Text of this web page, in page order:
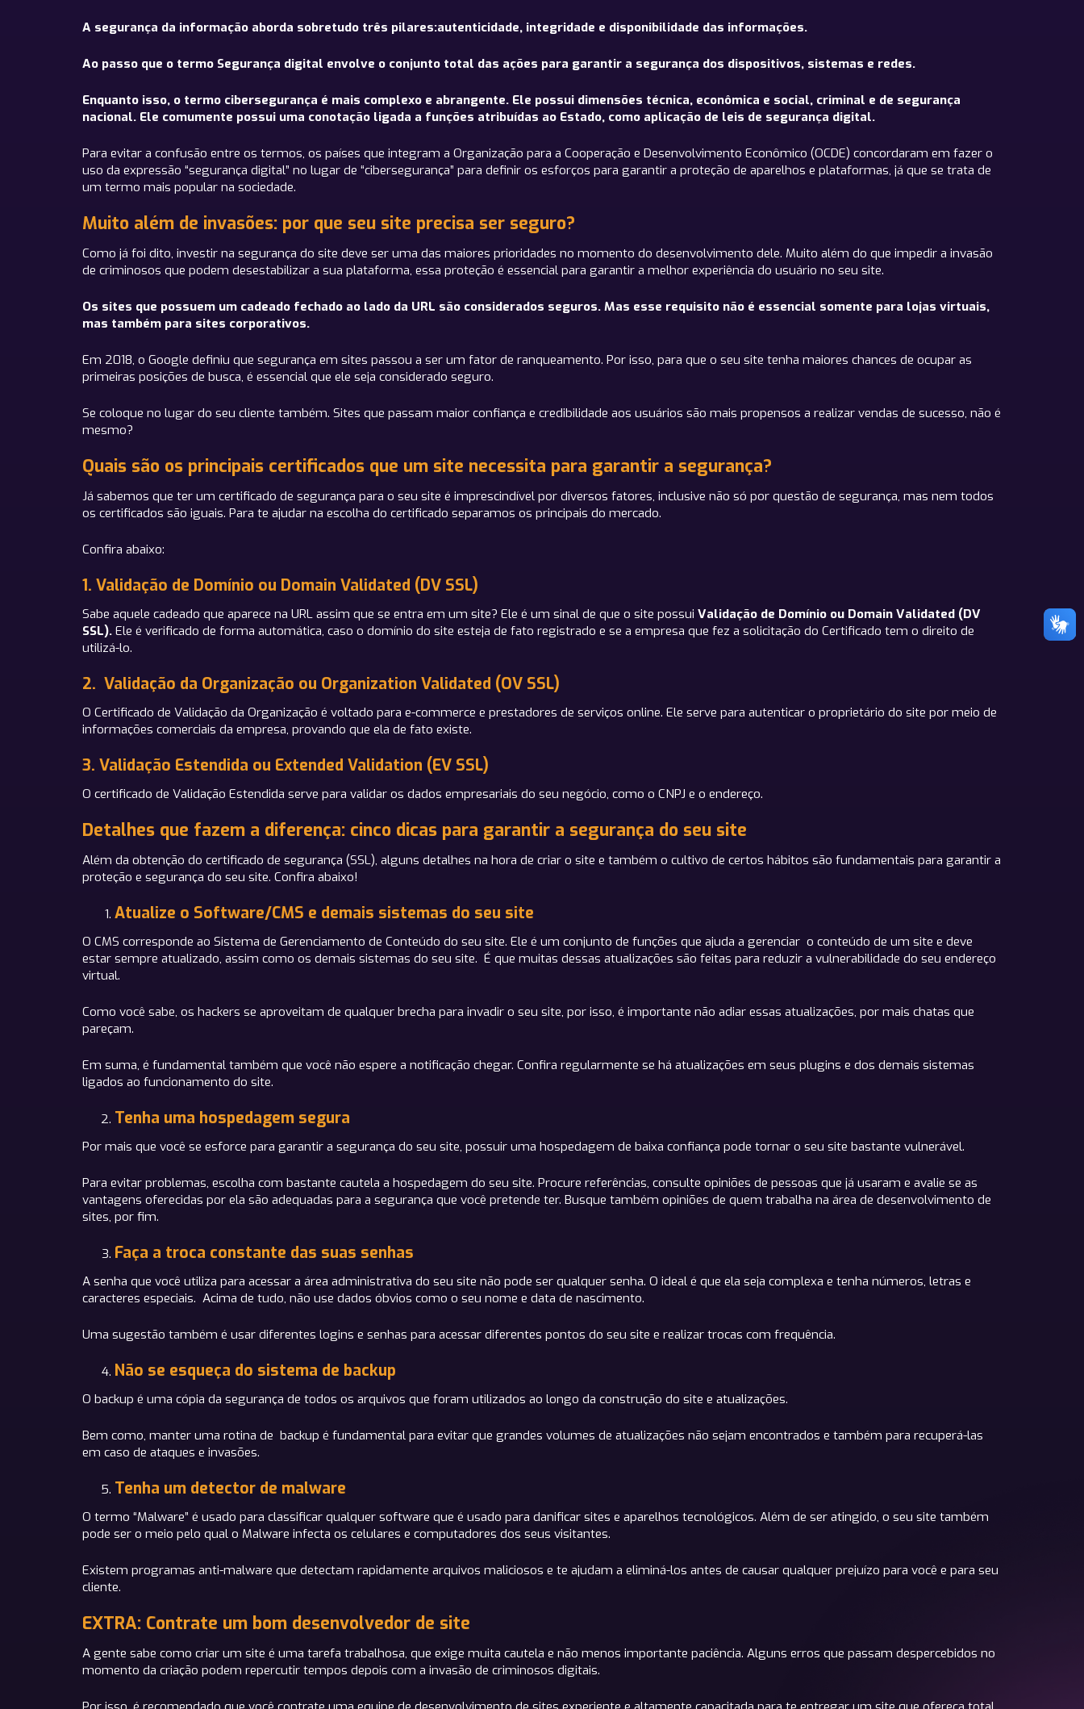
A segurança da informação aborda sobretudo três pilares:autenticidade, integridade e disponibilidade das informações.
Ao passo que o termo Segurança digital envolve o conjunto total das ações para garantir a segurança dos dispositivos, sistemas e redes.
Enquanto isso, o termo cibersegurança é mais complexo e abrangente. Ele possui dimensões técnica, econômica e social, criminal e de segurança
nacional. Ele comumente possui uma conotação ligada a funções atribuídas ao Estado, como aplicação de leis de segurança digital.
Para evitar a confusão entre os termos, os países que integram a Organização para a Cooperação e Desenvolvimento Econômico (OCDE) concordaram em fazer o
uso da expressão “segurança digital” no lugar de “cibersegurança” para definir os esforços para garantir a proteção de aparelhos e plataformas, já que se trata de
um termo mais popular na sociedade.
Muito além de invasões: por que seu site precisa ser seguro?
Como já foi dito, investir na segurança do site deve ser uma das maiores prioridades no momento do desenvolvimento dele. Muito além do que impedir a invasão
de criminosos que podem desestabilizar a sua plataforma, essa proteção é essencial para garantir a melhor experiência do usuário no seu site.
Os sites que possuem um cadeado fechado ao lado da URL são considerados seguros. Mas esse requisito não é essencial somente para lojas virtuais,
mas também para sites corporativos.
Em 2018, o Google definiu que segurança em sites passou a ser um fator de ranqueamento. Por isso, para que o seu site tenha maiores chances de ocupar as
primeiras posições de busca, é essencial que ele seja considerado seguro.
Se coloque no lugar do seu cliente também. Sites que passam maior confiança e credibilidade aos usuários são mais propensos a realizar vendas de sucesso, não é
mesmo?
Quais são os principais certificados que um site necessita para garantir a segurança?
Já sabemos que ter um certificado de segurança para o seu site é imprescindível por diversos fatores, inclusive não só por questão de segurança, mas nem todos
os certificados são iguais. Para te ajudar na escolha do certificado separamos os principais do mercado.
Confira abaixo:
1. Validação de Domínio ou Domain Validated (DV SSL)
Sabe aquele cadeado que aparece na URL assim que se entra em um site? Ele é um sinal de que o site possui Validação de Domínio ou Domain Validated (DV
SSL). Ele é verificado de forma automática, caso o domínio do site esteja de fato registrado e se a empresa que fez a solicitação do Certificado tem o direito de
utilizá-lo.
2. Validação da Organização ou Organization Validated (OV SSL)
O Certificado de Validação da Organização é voltado para e-commerce e prestadores de serviços online. Ele serve para autenticar o proprietário do site por meio de
informações comerciais da empresa, provando que ela de fato existe.
3. Validação Estendida ou Extended Validation (EV SSL)
O certificado de Validação Estendida serve para validar os dados empresariais do seu negócio, como o CNPJ e o endereço.
Detalhes que fazem a diferença: cinco dicas para garantir a segurança do seu site
Além da obtenção do certificado de segurança (SSL), alguns detalhes na hora de criar o site e também o cultivo de certos hábitos são fundamentais para garantir a
proteção e segurança do seu site. Confira abaixo!
Atualize o Software/CMS e demais sistemas do seu site
O CMS corresponde ao Sistema de Gerenciamento de Conteúdo do seu site. Ele é um conjunto de funções que ajuda a gerenciar o conteúdo de um site e deve
estar sempre atualizado, assim como os demais sistemas do seu site. É que muitas dessas atualizações são feitas para reduzir a vulnerabilidade do seu endereço
virtual.
Como você sabe, os hackers se aproveitam de qualquer brecha para invadir o seu site, por isso, é importante não adiar essas atualizações, por mais chatas que
pareçam.
Em suma, é fundamental também que você não espere a notificação chegar. Confira regularmente se há atualizações em seus plugins e dos demais sistemas
ligados ao funcionamento do site.
Tenha uma hospedagem segura
Por mais que você se esforce para garantir a segurança do seu site, possuir uma hospedagem de baixa confiança pode tornar o seu site bastante vulnerável.
Para evitar problemas, escolha com bastante cautela a hospedagem do seu site. Procure referências, consulte opiniões de pessoas que já usaram e avalie se as
vantagens oferecidas por ela são adequadas para a segurança que você pretende ter. Busque também opiniões de quem trabalha na área de desenvolvimento de
sites, por fim.
Faça a troca constante das suas senhas
A senha que você utiliza para acessar a área administrativa do seu site não pode ser qualquer senha. O ideal é que ela seja complexa e tenha números, letras e
caracteres especiais. Acima de tudo, não use dados óbvios como o seu nome e data de nascimento.
Uma sugestão também é usar diferentes logins e senhas para acessar diferentes pontos do seu site e realizar trocas com frequência.
Não se esqueça do sistema de backup
O backup é uma cópia da segurança de todos os arquivos que foram utilizados ao longo da construção do site e atualizações.
Bem como, manter uma rotina de backup é fundamental para evitar que grandes volumes de atualizações não sejam encontrados e também para recuperá-las
em caso de ataques e invasões.
Tenha um detector de malware
O termo “Malware” é usado para classificar qualquer software que é usado para danificar sites e aparelhos tecnológicos. Além de ser atingido, o seu site também
pode ser o meio pelo qual o Malware infecta os celulares e computadores dos seus visitantes.
Existem programas anti-malware que detectam rapidamente arquivos maliciosos e te ajudam a eliminá-los antes de causar qualquer prejuízo para você e para seu
cliente.
EXTRA: Contrate um bom desenvolvedor de site
A gente sabe como criar um site é uma tarefa trabalhosa, que exige muita cautela e não menos importante paciência. Alguns erros que passam despercebidos no
momento da criação podem repercutir tempos depois com a invasão de criminosos digitais.